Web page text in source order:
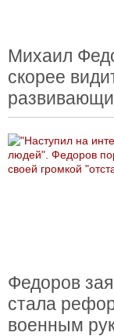
Михаил
скорее
Федоров
стала
военным